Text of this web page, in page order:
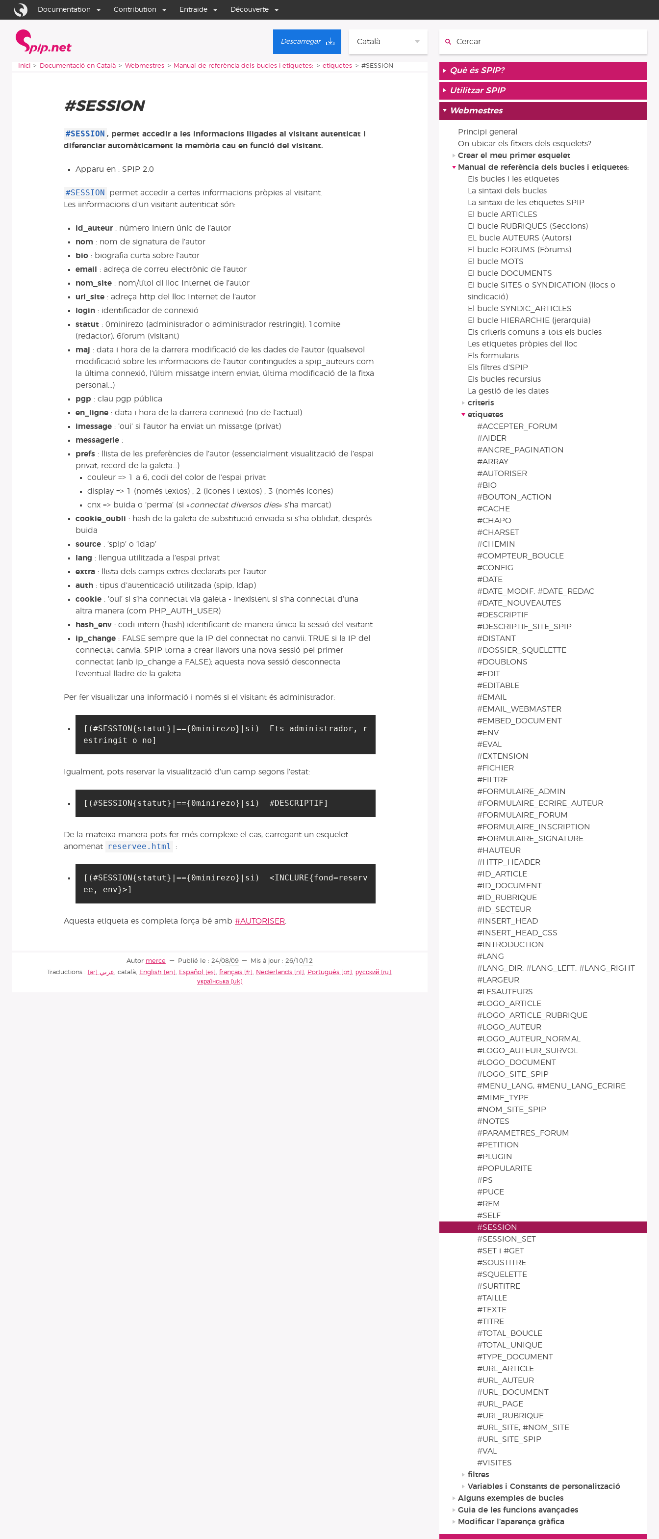
Aller au contenu
Aller à la navigation
Documentation Contribution Entraide Découverte
Català
Descarregar
Vous êtes ici :
Inici Documentació en Català Webmestres Manual de referència dels bucles i etiquetes: etiquetes #SESSION
#SESSION
#SESSION , permet accedir a les informacions lligades al visitant autenticat i
diferenciar automàticament la memòria cau en funció del visitant.
Apparu en : SPIP 2.0
#SESSION
permet accedir a certes informacions pròpies al visitant.
Les iinformacions d’un visitant autenticat són:
id_auteur: número intern únic de l’autor
nom : nom de signatura de l’autor
bio : biografia curta sobre l’autor
email
: adreça de correu electrònic de l’autor
nom_site : nom/títol dl lloc Internet de l’autor
url_site : adreça http del lloc Internet de l’autor
login : identificador de connexió
statut : 0minirezo (administrador o administrador restringit), 1comite
(redactor), 6forum (visitant)
maj
: data i hora de la darrera modificació de les dades de l’autor (qualsevol
modificació sobre les informacions de l’autor contingudes a spip_auteurs com
la última connexió, l’últim missatge intern enviat, última modificació de la fitxa
personal...)
pgp : clau pgp pública
en_ligne : data i hora de la darrera connexió (no de l’actual)
imessage : ’oui’ si l’autor ha enviat un missatge (privat)
messagerie :
prefs : llista de les preferències de l’autor (essencialment visualització de l’espai
privat, record de la galeta...)
couleur => 1 a 6, codi del color de l’espai privat
display => 1 (només textos) ; 2 (icones i textos) ; 3 (només icones)
cnx => buida o ’perma’ (si «connectat diversos dies» s’ha marcat)
cookie_oubli : hash de la galeta de substitució enviada si s’ha oblidat, després
buida
source : ’spip’ o ’ldap’
lang : llengua utilitzada a l’espai privat
extra : llista dels camps extres declarats per l’autor
auth : tipus d’autenticació utilitzada (spip, ldap)
cookie : ’oui’ si s’ha connectat via galeta - inexistent si s’ha connectat d’una
altra manera (com PHP_AUTH_USER)
hash_env : codi intern (hash) identificant de manera única la sessió del visitant
ip_change : FALSE sempre que la IP del connectat no canvii. TRUE si la IP del
connectat canvia. SPIP torna a crear llavors una nova sessió pel primer
connectat (anb ip_change a FALSE); aquesta nova sessió desconnecta
l’eventual lladre de la galeta.
Per fer visualitzar una informació i només si el visitant és administrador:
[(#SESSION{statut}|=={0minirezo}|si)  Ets administrador, r
estringit o no]
Igualment, pots reservar la visualització d’un camp segons l’estat:
[(#SESSION{statut}|=={0minirezo}|si)  #DESCRIPTIF]
De la mateixa manera pots fer més complexe el cas, carregant un esquelet
anomenat
reservee.html :
[(#SESSION{statut}|=={0minirezo}|si)  <INCLURE{fond=reserv
ee, env}>]
Aquesta etiqueta es completa força bé amb #AUTORISER.
Autor merce Publié le : 24/08/09 Mis à jour :26/10/12
Traductions :
عربي, català, English , Español , français , Nederlands , Português , русский
,
українська
Què és SPIP?
Utilitzar SPIP
Webmestres
Principi general
On ubicar els fitxers dels esquelets?
Crear el meu primer esquelet
Manual de referència dels bucles i etiquetes:
Els bucles i les etiquetes
La sintaxi dels bucles
La sintaxi de les etiquetes SPIP
El bucle ARTICLES
El bucle RUBRIQUES (Seccions)
EL bucle AUTEURS (Autors)
El bucle FORUMS (Fòrums)
El bucle MOTS
El bucle DOCUMENTS
El bucle SITES o SYNDICATION (llocs o
sindicació)
El bucle SYNDIC_ARTICLES
El bucle HIERARCHIE (jerarquia)
Els criteris comuns a tots els bucles
Les etiquetes pròpies del lloc
Els formularis
Els filtres d’SPIP
Els bucles recursius
La gestió de les dates
criteris
etiquetes
#ACCEPTER_FORUM
#AIDER
#ANCRE_PAGINATION
#ARRAY
#AUTORISER
#BIO
#BOUTON_ACTION
#CACHE
#CHAPO
#CHARSET
#CHEMIN
#COMPTEUR_BOUCLE
#CONFIG
#DATE
#DATE_MODIF, #DATE_REDAC
#DATE_NOUVEAUTES
#DESCRIPTIF
#DESCRIPTIF_SITE_SPIP
#DISTANT
#DOSSIER_SQUELETTE
#DOUBLONS
#EDIT
#EDITABLE
#EMAIL
#EMAIL_WEBMASTER
#EMBED_DOCUMENT
#ENV
#EVAL
#EXTENSION
#FICHIER
#FILTRE
#FORMULAIRE_ADMIN
#FORMULAIRE_ECRIRE_AUTEUR
#FORMULAIRE_FORUM
#FORMULAIRE_INSCRIPTION
#FORMULAIRE_SIGNATURE
#HAUTEUR
#HTTP_HEADER
#ID_ARTICLE
#ID_DOCUMENT
#ID_RUBRIQUE
#ID_SECTEUR
#INSERT_HEAD
#INSERT_HEAD_CSS
#INTRODUCTION
#LANG
#LANG_DIR, #LANG_LEFT, #LANG_RIGHT
#LARGEUR
#LESAUTEURS
#LOGO_ARTICLE
#LOGO_ARTICLE_RUBRIQUE
#LOGO_AUTEUR
#LOGO_AUTEUR_NORMAL
#LOGO_AUTEUR_SURVOL
#LOGO_DOCUMENT
#LOGO_SITE_SPIP
#MENU_LANG, #MENU_LANG_ECRIRE
#MIME_TYPE
#NOM_SITE_SPIP
#NOTES
#PARAMETRES_FORUM
#PETITION
#PLUGIN
#POPULARITE
#PS
#PUCE
#REM
#SELF
#SESSION
#SESSION_SET
#SET i #GET
#SOUSTITRE
#SQUELETTE
#SURTITRE
#TAILLE
#TEXTE
#TITRE
#TOTAL_BOUCLE
#TOTAL_UNIQUE
#TYPE_DOCUMENT
#URL_ARTICLE
#URL_AUTEUR
#URL_DOCUMENT
#URL_PAGE
#URL_RUBRIQUE
#URL_SITE, #NOM_SITE
#URL_SITE_SPIP
#VAL
#VISITES
filtres
Variables i Constants de personalització
Alguns exemples de bucles
Guia de les funcions avançades
Modificar l’aparença gràfica